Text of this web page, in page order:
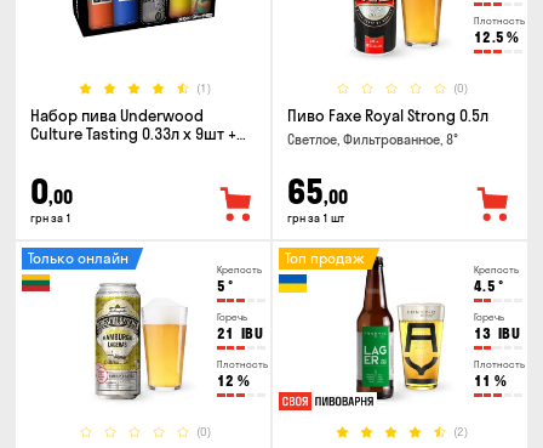
(1)
Набор пива Underwood
Culture Tasting 0.33л x 9шт +
0,00
грн за 1
Плотность
12.5 %
(0)
Пиво Faxe Royal Strong 0.5л
Светлое, Фильтрованное, 8°
65,00
грн за 1 шт
Крепость
5 °
Горечь
21 IBU
Плотность
12 %
(0)
Только онлайн
Крепость
4.5 °
Горечь
13 IBU
Плотность
11 %
(2)
Топ продаж